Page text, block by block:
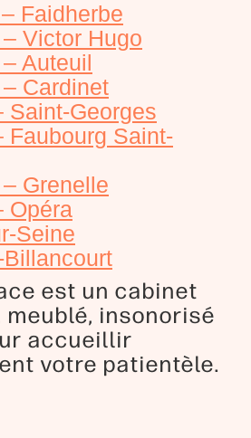
Faidherbe
Victor Hugo
Auteuil
Cardinet
Saint-Georges
Faubourg Saint-
Grenelle
Opéra
Seine
est un cabinet
insonorisé
accueillir
votre patientèle.